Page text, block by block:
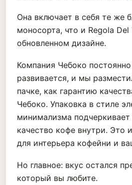
Она включает в себя те же
моносорта, что и Regola Del
обновленном дизайне.
Компания Чебоко
развивается, и мы
пачке, как гарантию
Чебоко. Упаковка в стиле
минимализма
качество кофе внутри. Это
для интерьера кофейни и
Но главное: вкус остался
который вы любите.